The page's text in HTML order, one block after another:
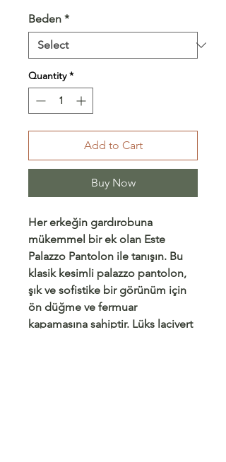
Beden *
Quantity *
Add to Cart
Buy Now
Her erkeğin gardırobuna
mükemmel bir ek olan Este
Palazzo Pantolon ile tanışın. Bu
klasik kesimli palazzo pantolon,
şık ve sofistike bir görünüm için
ön düğme ve fermuar
kapamasına sahiptir. Lüks lacivert